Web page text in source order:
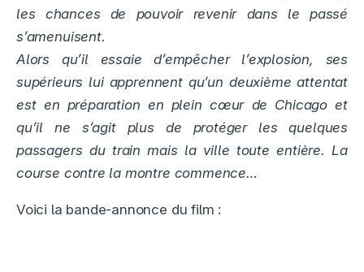
les chances de pouvoir revenir dans le passé
s’amenuisent.
Alors qu’il essaie d’empêcher l’explosion, ses
supérieurs lui apprennent qu’un deuxième attentat
est en préparation en plein cœur de Chicago et
qu’il ne s’agit plus de protéger les quelques
passagers du train mais la ville toute entière. La
course contre la montre commence…
Voici la bande-annonce du film :